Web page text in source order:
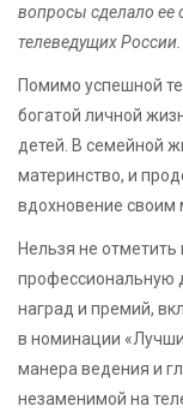
вопросы сделало ее
телеведущих России.
Помимо успешной
богатой личной
детей. В семейной
материнство, и
вдохновение своим
Нельзя не
профессиональную
наград и премий,
в номинации
манера ведения и
незаменимой на